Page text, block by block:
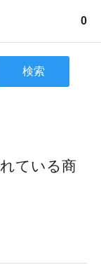
0
検索
ている商